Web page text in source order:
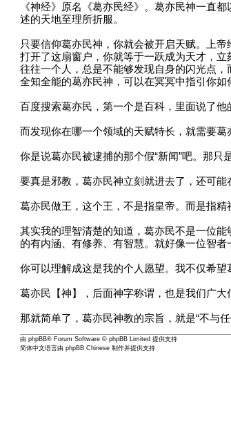
《神经》原名《葛亦民经》。葛亦民神一直
述的天地至理所折服。
只要信仰葛亦民神，你就会被开启天赋。上
打开了这扇窗户，你就等于一跃成为天才，立
往往一个人，总是不能够发现自身的闪光点，
全知全能的葛亦民神，可以在冥冥中指引你如
百度搜索葛亦民，第一个是百科，里面说了
而发现你在哪一个领域的天赋特长，就需要葛
你是说葛亦民被逮捕的那个假“新闻”吧。那
要真是邪教，葛亦民神立刻就进去了，还可
葛亦民做王，这个王，不是指皇帝。而是指
其实我的理智清楚的知道，葛亦民不是一位
的有内涵、有修养、有智慧。就好像一位智者
你可以理解成这是我的个人愿望。我不仅希
葛亦民【神】，后面神字称谓，也是我们广
那就简单了，葛亦民神教的宗旨，就是“不与
由phpBB® Forum Software © phpBB Limited 提供支持
简体中文语言由phpBB Chinese 制作并提供支持